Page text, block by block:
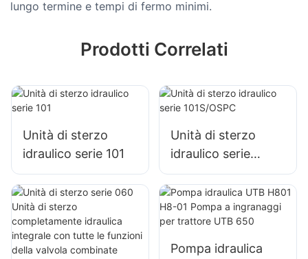
lungo termine e tempi di fermo minimi.
Prodotti Correlati
Unità di sterzo
idraulico serie 101
Unità di sterzo
idraulico serie
101S/OSPC
Pompa idraulica